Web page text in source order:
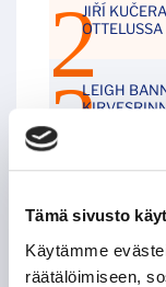
Tämä sivusto
Käytämme
räätälöimiseen,
JIŘÍ
OTTELUSSA
LEIGH
POHJOIS-
TAPPARAN